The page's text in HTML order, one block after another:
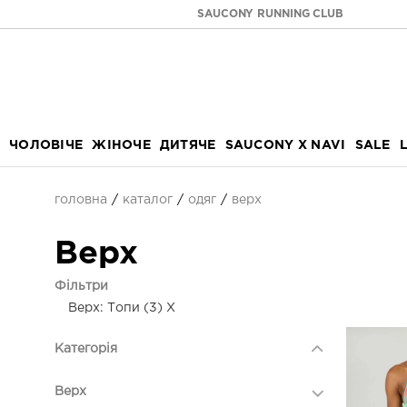
SAUCONY RUNNING CLUB
ЧОЛОВІЧЕ ЖІНОЧЕ ДИТЯЧЕ SAUCONY X NAVI SALE
головна каталог одяг верх
Верх
Верх
Категорія
Фільтри
Верх: Топи (3) X